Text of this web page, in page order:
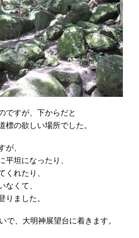
ですが、下からだと
標の欲しい場所でした。
が、
平坦になったり、
くれたり、
なくて、
りました。
で、大明神展望台に着きます。